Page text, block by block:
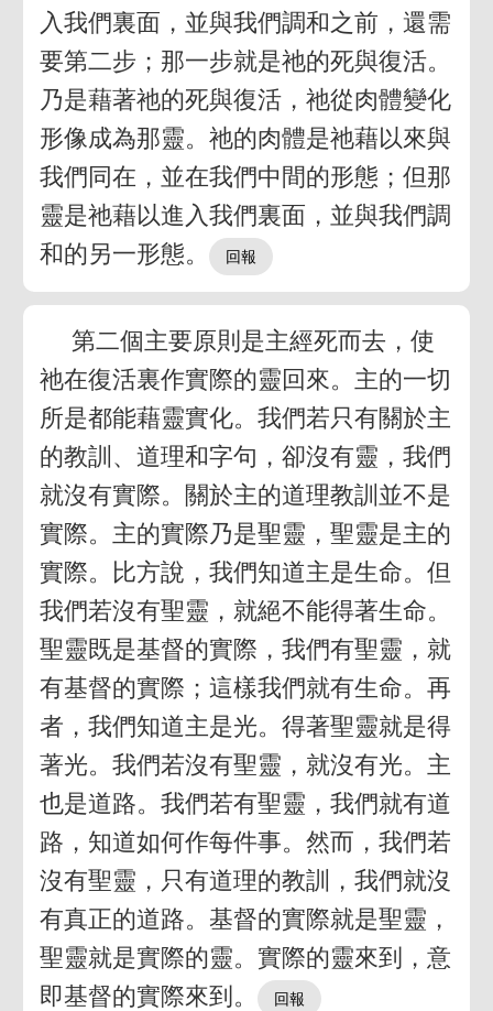
入我們裏面，並與我們調和之前，還需
要第二步；那一步就是祂的死與復活。
乃是藉著祂的死與復活，祂從肉體變化
形像成為那靈。祂的肉體是祂藉以來與
我們同在，並在我們中間的形態；但那
靈是祂藉以進入我們裏面，並與我們調
和的另一形態。
第二個主要原則是主經死而去，使
祂在復活裏作實際的靈回來。主的一切
所是都能藉靈實化。我們若只有關於主
的教訓、道理和字句，卻沒有靈，我們
就沒有實際。關於主的道理教訓並不是
實際。主的實際乃是聖靈，聖靈是主的
實際。比方說，我們知道主是生命。但
我們若沒有聖靈，就絕不能得著生命。
聖靈既是基督的實際，我們有聖靈，就
有基督的實際；這樣我們就有生命。再
者，我們知道主是光。得著聖靈就是得
著光。我們若沒有聖靈，就沒有光。主
也是道路。我們若有聖靈，我們就有道
路，知道如何作每件事。然而，我們若
沒有聖靈，只有道理的教訓，我們就沒
有真正的道路。基督的實際就是聖靈，
聖靈就是實際的靈。實際的靈來到，意
即基督的實際來到。